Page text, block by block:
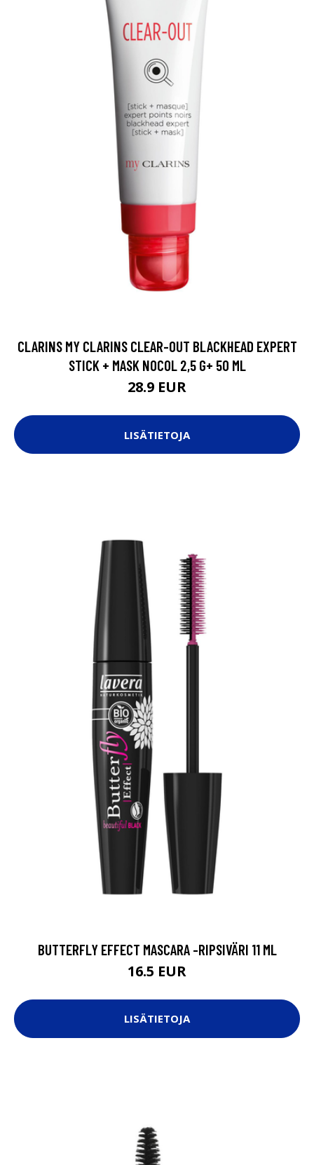
CLARINS MY CLARINS CLEAR-OUT BLACKHEAD EXPERT
STICK + MASK NOCOL 2,5 G+ 50 ML
28.9 EUR
LISÄTIETOJA
BUTTERFLY EFFECT MASCARA -RIPSIVÄRI 11 ML
16.5 EUR
LISÄTIETOJA